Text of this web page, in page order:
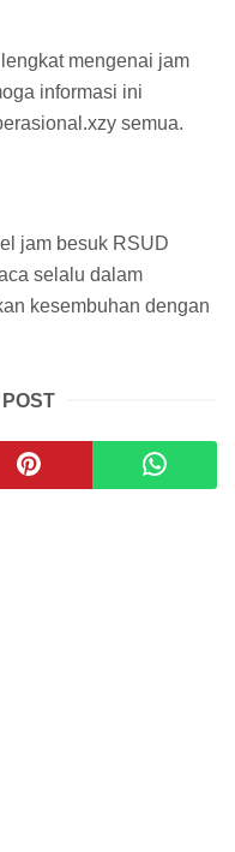
mengenai jam
informasi ini
semua.
jam besuk RSUD
selalu dalam
kesembuhan dengan